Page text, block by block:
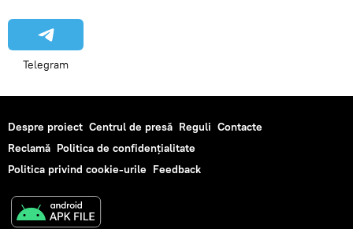
Telegram
Despre proiect Centrul de presă Reguli Contacte
Reclamă Politica de confidențialitate
Politica privind cookie-urile Feedback